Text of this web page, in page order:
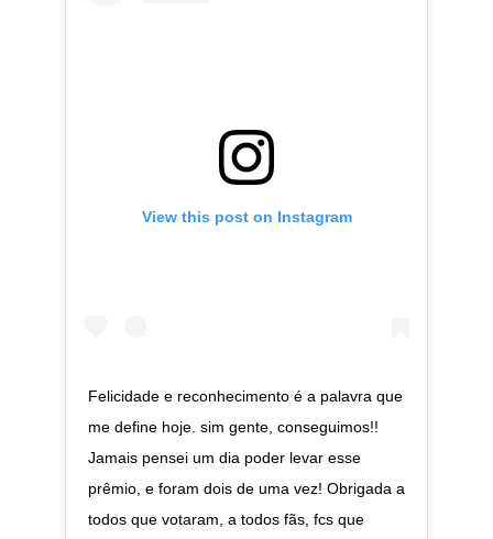
View this post on Instagram
Felicidade e reconhecimento é a palavra que
me define hoje. sim gente, conseguimos!!
Jamais pensei um dia poder levar esse
prêmio, e foram dois de uma vez! Obrigada a
todos que votaram, a todos fãs, fcs que